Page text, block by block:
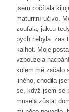
jsem počítala
maturitní učivo.
zoufala, jakou
bych nebyla „zas
kalhot. Moje
vzpouzela
kolem mě začalo
jiného, chodila
se, když jsem se
musela zůstat